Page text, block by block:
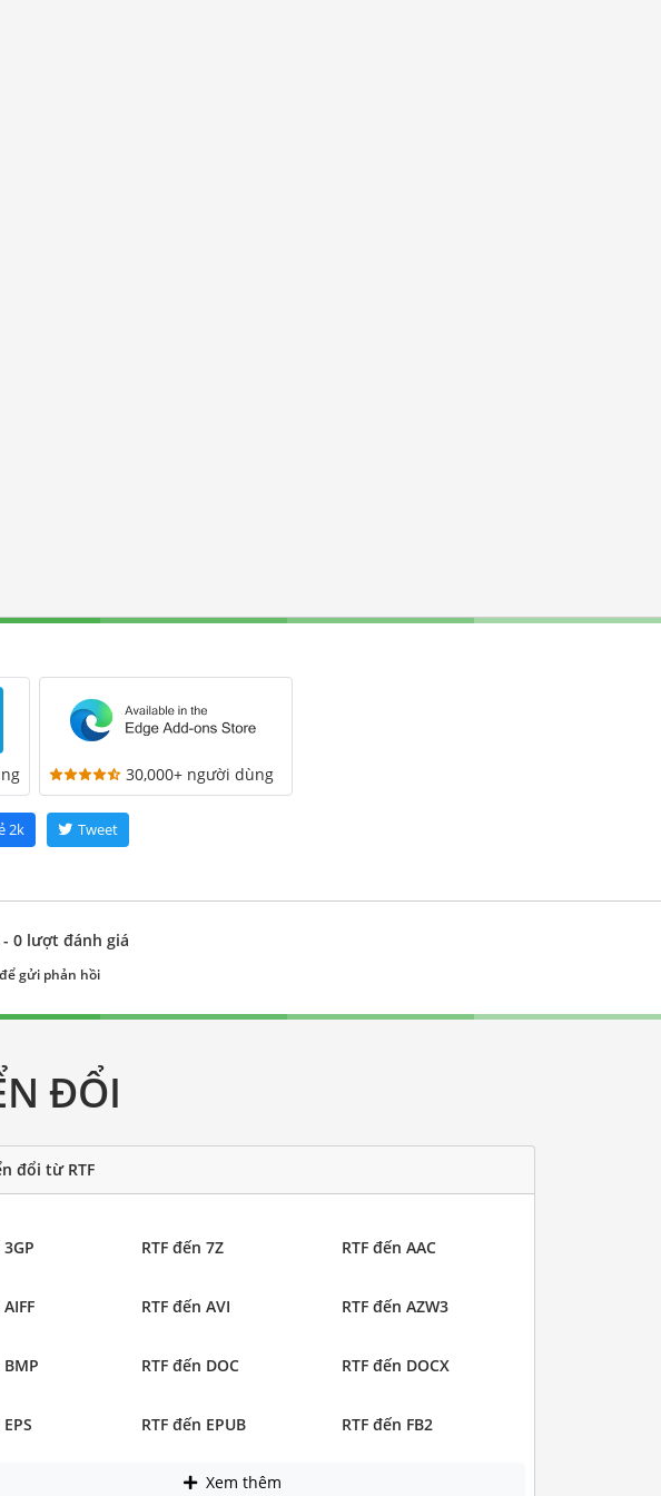
30,000+ người dùng
2k Tweet
- 0 lượt đánh giá
gửi phản hồi
ĐỔI
đổi từ RTF
RTF đến 7Z RTF đến AAC
RTF đến AVI RTF đến AZW3
BMP RTF đến DOC RTF đến DOCX
RTF đến EPUB RTF đến FB2
Xem thêm